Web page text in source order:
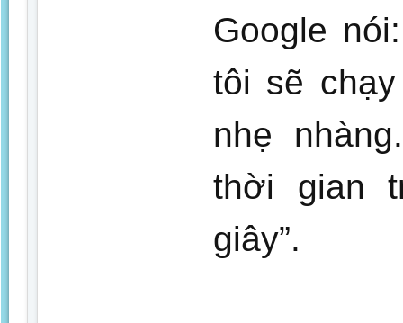
Google
tôi sẽ
nhẹ
thời gian
giây”.